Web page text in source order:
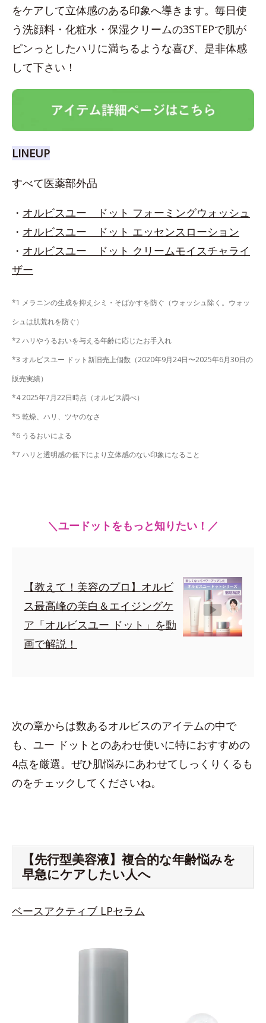
をケアして立体感のある印象へ導きます。毎日使
う洗顔料・化粧水・保湿クリームの3STEPで肌が
ピンっとしたハリに満ちるような喜び、是非体感
して下さい！
LINEUP
すべて医薬部外品
・ オルビスユー ドット フォーミングウォッシュ
・ オルビスユー ドット エッセンスローション
・ オルビスユー ドット クリームモイスチャライ
ザー
*1 メラニンの生成を抑えシミ・そばかすを防ぐ（ウォッシュ除く。ウォッ
シュは肌荒れを防ぐ）
*2 ハリやうるおいを与える年齢に応じたお手入れ
*3 オルビスユー ドット新旧売上個数（2020年9月24日〜2025年6月30日の
販売実績）
*4 2025年7月22日時点（オルビス調べ）
*5 乾燥、ハリ、ツヤのなさ
*6 うるおいによる
*7 ハリと透明感の低下により立体感のない印象になること
＼ユードットをもっと知りたい！／
【教えて！美容のプロ】オルビ
ス最高峰の美白＆エイジングケ
ア「オルビスユー ドット」を動
画で解説！
次の章からは数あるオルビスのアイテムの中で
も、ユー ドットとのあわせ使いに特におすすめの
4点を厳選。ぜひ肌悩みにあわせてしっくりくるも
のをチェックしてくださいね。
【先行型美容液】複合的な年齢悩みを
早急にケアしたい人へ
ベースアクティブ LPセラム